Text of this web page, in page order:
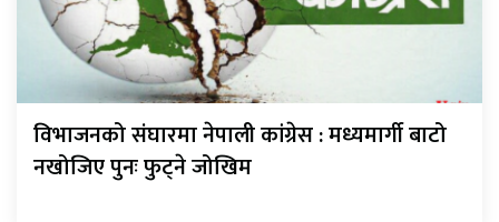
विभाजनको संघारमा नेपाली कांग्रेस : मध्यमार्गी बाटो
नखोजिए पुनः फुट्ने जोखिम